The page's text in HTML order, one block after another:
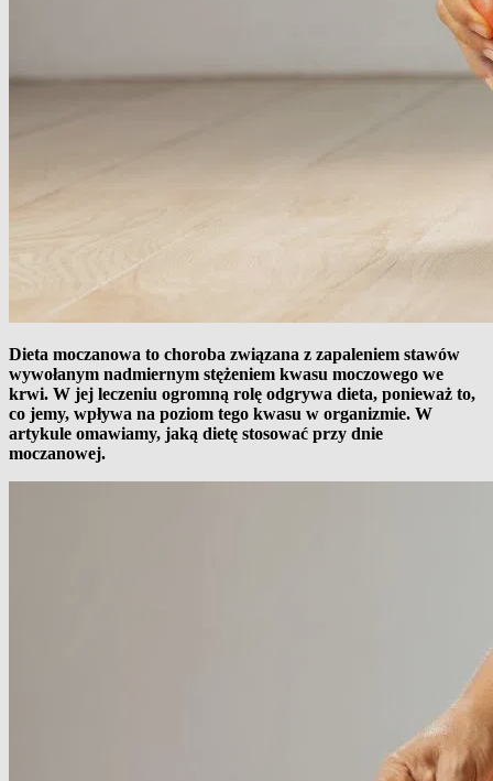
Dieta moczanowa to choroba związana z zapaleniem stawów
wywołanym nadmiernym stężeniem kwasu moczowego we
krwi. W jej leczeniu ogromną rolę odgrywa dieta, ponieważ to,
co jemy, wpływa na poziom tego kwasu w organizmie. W
artykule omawiamy, jaką dietę stosować przy dnie
moczanowej.